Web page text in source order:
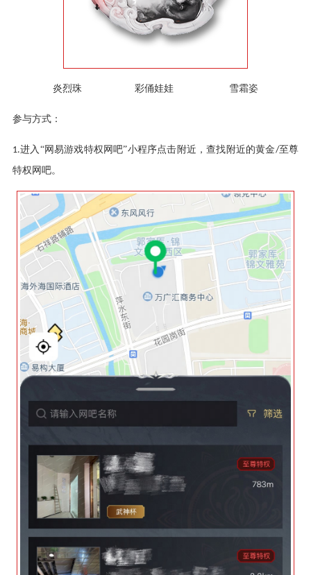
炎烈珠 彩俑娃娃 雪霜姿
参与方式：
1.进入“网易游戏特权网吧”小程序点击附近，查找附近的黄金/至尊
特权网吧。